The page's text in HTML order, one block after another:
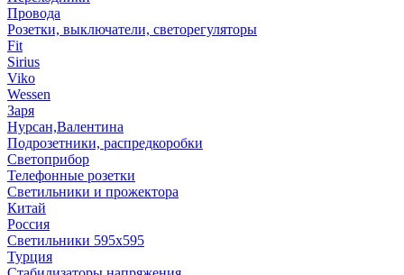
Провода
Розетки, выключатели, светорегуляторы
Fit
Sirius
Viko
Wessen
Заря
Нурсан,Валентина
Подрозетники, распредкоробки
Светоприбор
Телефонные розетки
Светильники и прожектора
Китай
Россия
Светильники 595х595
Турция